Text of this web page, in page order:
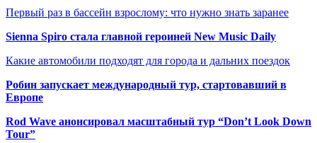
Первый раз в бассейн взрослому: что нужно знать заранее
Sienna Spiro стала главной героиней New Music Daily
Какие автомобили подходят для города и дальних поездок
Робин запускает международный тур, стартовавший в
Европе
Rod Wave анонсировал масштабный тур “Don’t Look Down
Tour”